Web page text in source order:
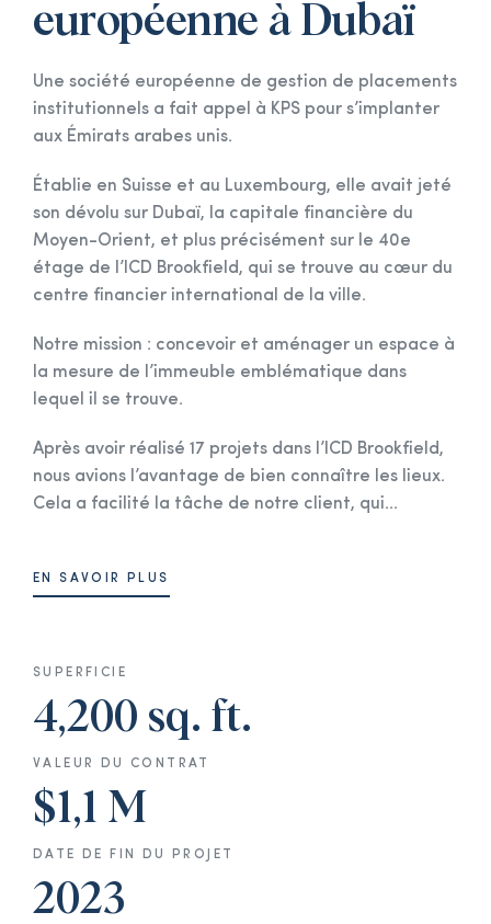
européenne à Dubaï
SUPERFICIE
4,200 sq. ft.
VALEUR DU CONTRAT
$1,1 M
DATE DE FIN DU PROJET
2023
Une société européenne de gestion de placements
institutionnels a fait appel à KPS pour s’implanter
aux Émirats arabes unis.
Établie en Suisse et au Luxembourg, elle avait jeté
son dévolu sur Dubaï, la capitale financière du
Moyen-Orient, et plus précisément sur le 40e
étage de l’ICD Brookfield, qui se trouve au cœur du
centre financier international de la ville.
Notre mission : concevoir et aménager un espace à
la mesure de l’immeuble emblématique dans
lequel il se trouve.
Après avoir réalisé 17 projets dans l’ICD Brookfield,
nous avions l’avantage de bien connaître les lieux.
Cela a facilité la tâche de notre client, qui...
EN SAVOIR PLUS